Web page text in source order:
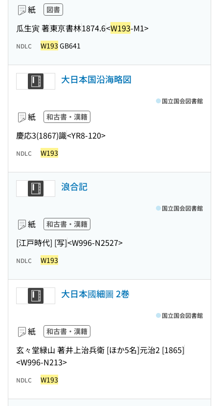
紙 図書
瓜生寅 著東亰書林1874.6<W193-M1>
NDLC W193 GB641
大日本国沿海略図
紙 和古書・漢籍
慶応3(1867)識<YR8-120>
国立国会図書館
NDLC W193
浪合記
紙 和古書・漢籍
[江戸時代] [写]<W996-N2527>
国立国会図書館
NDLC W193
大日本國細圖 2巻
紙 和古書・漢籍
玄々堂緑山 著井上治兵衛 [ほか5名]元治2 [1865]
<W996-N213>
国立国会図書館
NDLC W193